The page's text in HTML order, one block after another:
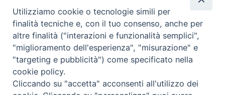
Abbonamenti
Abbonamento Annuale Digitale
Abbonamento Annuale Cartaceo
Abbonamento Singola Copia Digitale
Utilizziamo cookie o tecnologie simili per
finalità tecniche e, con il tuo consenso, anche per
altre finalità ("interazioni e funzionalità semplici",
"miglioramento dell'esperienza", "misurazione" e
"targeting e pubblicità") come specificato nella
cookie policy.
Cliccando su "accetta" acconsenti all'utilizzo dei